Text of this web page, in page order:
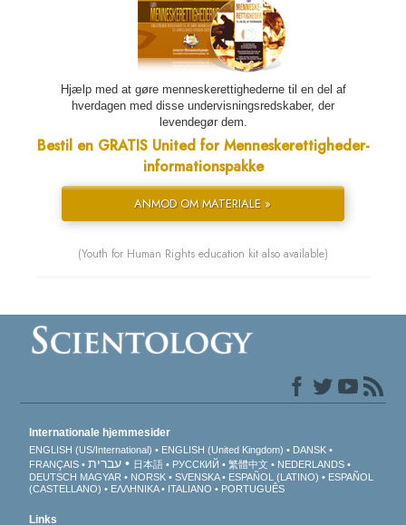
Hjælp med at gøre menneskerettighederne til en del af
hverdagen med disse undervisnings­redskaber, der
levendegør dem.
Bestil en GRATIS United for Menneskerettigheder-
informationspakke
ANMOD OM MATERIALE »
(Youth for Human Rights education kit also available)
Internationale hjemmesider
ENGLISH (US/International) ENGLISH (United Kingdom)
DANSK
FRANÇAIS
עברית 日本語 РУССКИЙ 繁體中文
NEDERLANDS
DEUTSCH MAGYAR NORSK SVENSKA ESPAÑOL (LATINO)
ESPAÑOL
(CASTELLANO)
ΕΛΛΗΝΙΚA ITALIANO PORTUGUÊS
Links